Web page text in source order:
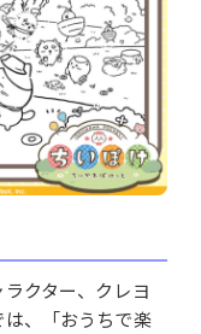
クター、クレヨ
、「おうちで楽